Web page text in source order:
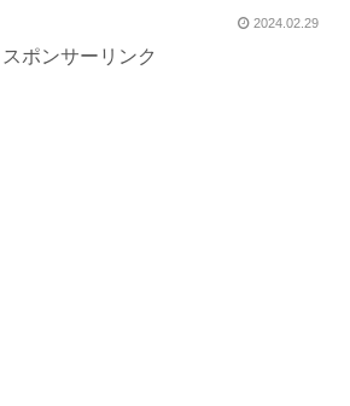
2024.02.29
スポンサーリンク